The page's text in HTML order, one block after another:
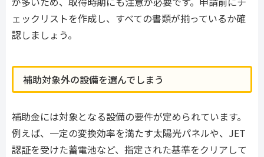
ェックリストを作成し、すべての書類が揃っているか確
認しましょう。
補助対象外の設備を選んでしまう
補助金には対象となる設備の要件が定められています。
例えば、一定の変換効率を満たす太陽光パネルや、JET
認証を受けた蓄電池など、指定された基準をクリアして